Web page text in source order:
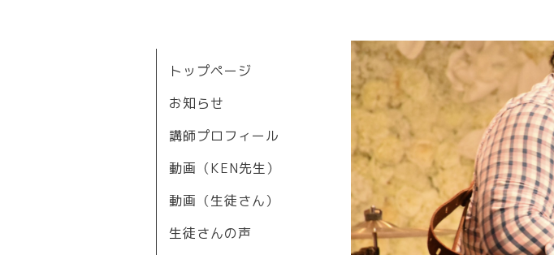
トップページ
お知らせ
講師プロフィール
動画（KEN先生）
動画（生徒さん）
生徒さんの声